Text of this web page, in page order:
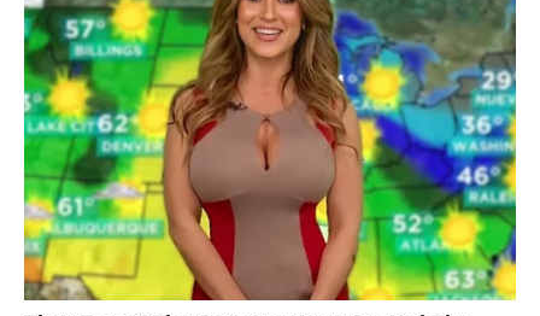
Jer sada dolazi nagli zaokret.
I to u oblikusnage koju niste očekivali.
Situacija koja vas je držala zarobljenim počinje da se
rešava. Osoba koja vas je povredila gubi uticaj nad vašim
emocijama. Strah koji vas je kočio — nestaje.
A onda dolazi prilika koja menja pravac života.